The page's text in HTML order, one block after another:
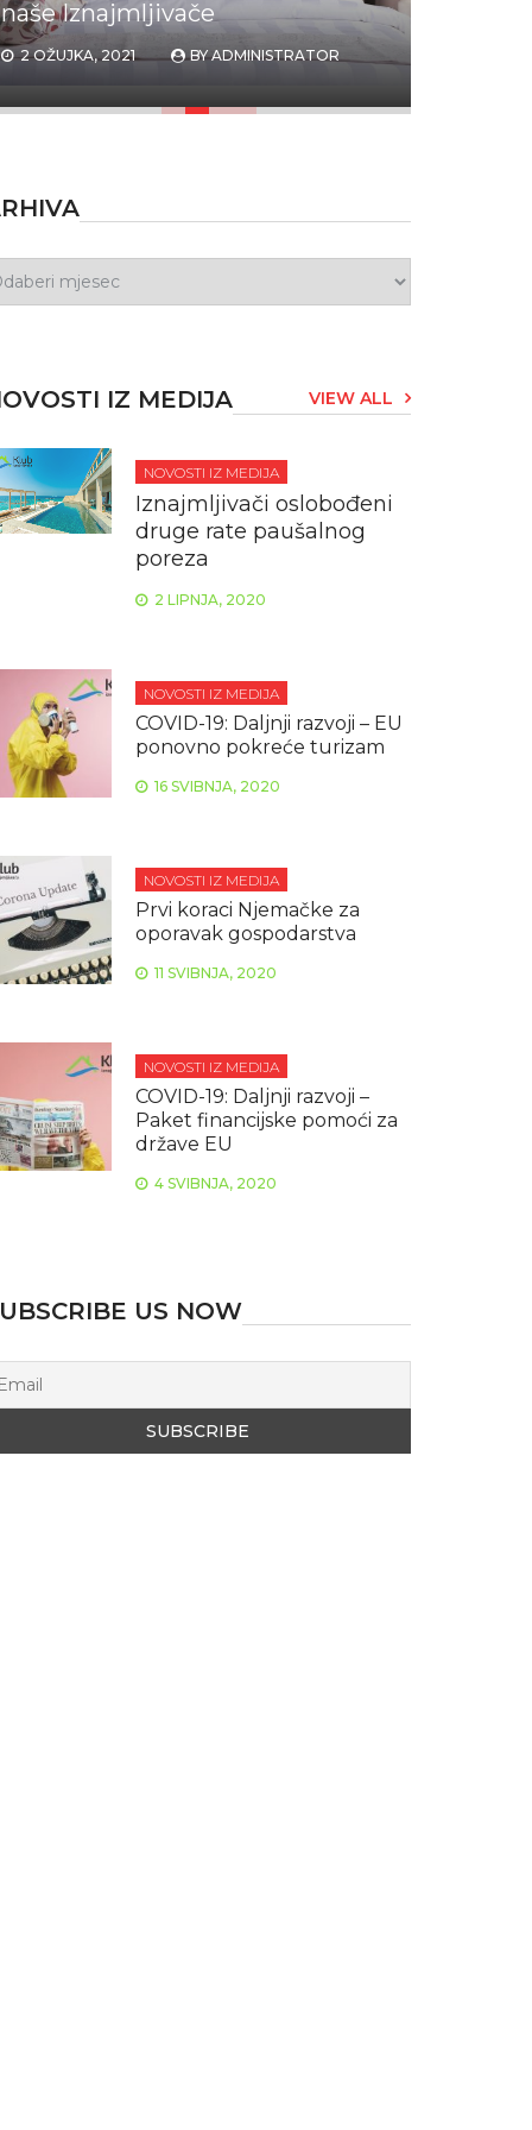
rate paušalnog poreza
2 LIPNJA, 2020 BYADMINISTRATOR
IZ MEDIJA VIEW ALL
NOVOSTI IZ MEDIJA
Iznajmljivači oslobođeni
druge rate paušalnog
poreza
2 LIPNJA, 2020
NOVOSTI IZ MEDIJA
COVID-19: Daljnji razvoji – EU
ponovno pokreće turizam
16 SVIBNJA, 2020
NOVOSTI IZ MEDIJA
Prvi koraci Njemačke za
oporavak gospodarstva
11 SVIBNJA, 2020
NOVOSTI IZ MEDIJA
COVID-19: Daljnji razvoji –
Paket financijske pomoći za
države EU
4 SVIBNJA, 2020
US NOW